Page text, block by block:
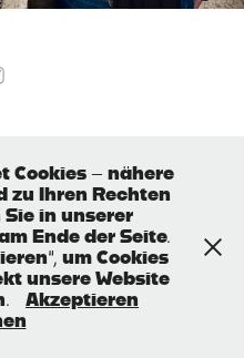
Cookies – nähere
zu Ihren Rechten
in unserer
Ende der Seite.
um Cookies
unsere Website
Akzeptieren